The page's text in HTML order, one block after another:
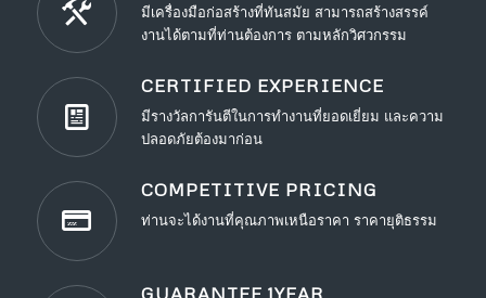
มีเครื่องมือก่อสร้างที่ทันสมัย สามารถสร้างสรรค์
งานได้ตามที่ท่านต้องการ ตามหลักวิศวกรรม
CERTIFIED EXPERIENCE
มีรางวัลการันตีในการทำงานที่ยอดเยี่ยม และความ
ปลอดภัยต้องมาก่อน
COMPETITIVE PRICING
ท่านจะได้งานที่คุณภาพเหนือราคา ราคายุติธรรม